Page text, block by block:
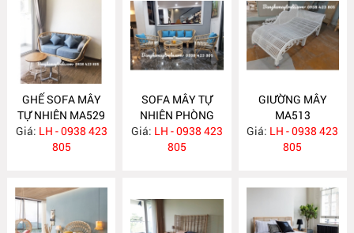
GHẾ SOFA MÂY
TỰ NHIÊN MA529
Giá: LH - 0938 423
805
SOFA MÂY TỰ
NHIÊN PHÒNG
KHÁCH KIỂU HIỆN
ĐẠI MA523
Giá: LH - 0938 423
805
GIƯỜNG MÂY
MA513
Giá: LH - 0938 423
805